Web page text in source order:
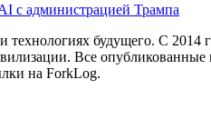
с администрацией Трампа
будущего. С 2014
Все опубликованные
на ForkLog.